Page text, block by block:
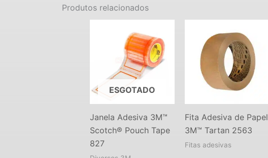
Produtos relacionados
ESGOTADO
Janela Adesiva 3M™
Scotch® Pouch Tape
827
Fita Adesiva de Papel
3M™ Tartan 2563
Fitas adesivas